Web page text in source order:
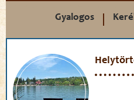
Gyalogos